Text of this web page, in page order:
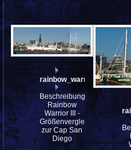
Beschreibung:
Rainbow
Warrior III -
Größenvergleich
zur Cap San
Diego